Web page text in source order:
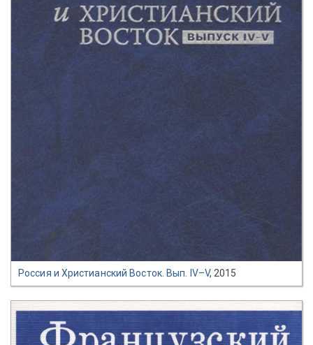
Россия и Христианский Восток. Вып. IV–V, 2015